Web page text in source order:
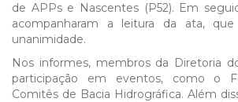
de APPs e Nascentes (P52). Em
acompanharam a leitura da ata,
unanimidade.
Nos informes, membros da Diretoria
participação em eventos, como o
Comitês de Bacia Hidrográfica. Além